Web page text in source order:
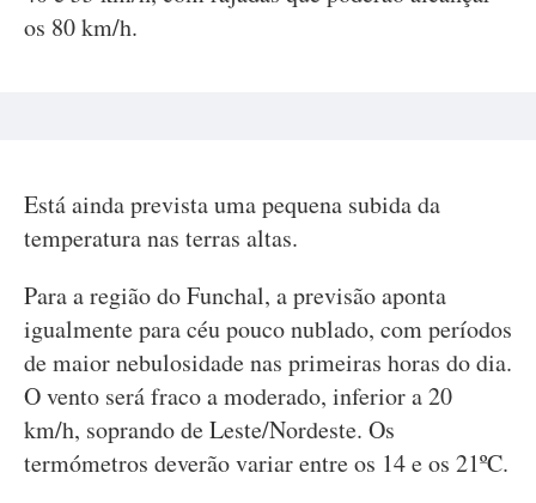
os 80 km/h.
Está ainda prevista uma pequena subida da
temperatura nas terras altas.
Para a região do Funchal, a previsão aponta
igualmente para céu pouco nublado, com períodos
de maior nebulosidade nas primeiras horas do dia.
O vento será fraco a moderado, inferior a 20
km/h, soprando de Leste/Nordeste. Os
termómetros deverão variar entre os 14 e os 21ºC.